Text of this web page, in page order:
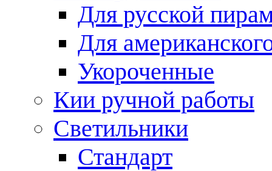
Для русской
Для
Укороченные
Кии ручной работы
Светильники
Стандарт